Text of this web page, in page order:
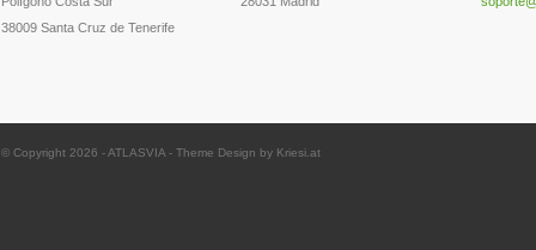
38009 Santa Cruz de Tenerife
© Copyright 2026 -ATLASVIA - Theme Design by Kriesi.at